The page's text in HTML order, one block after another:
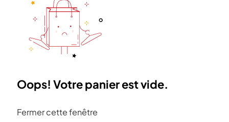
Oops! Votre panier est vide.
Fermer cette fenêtre